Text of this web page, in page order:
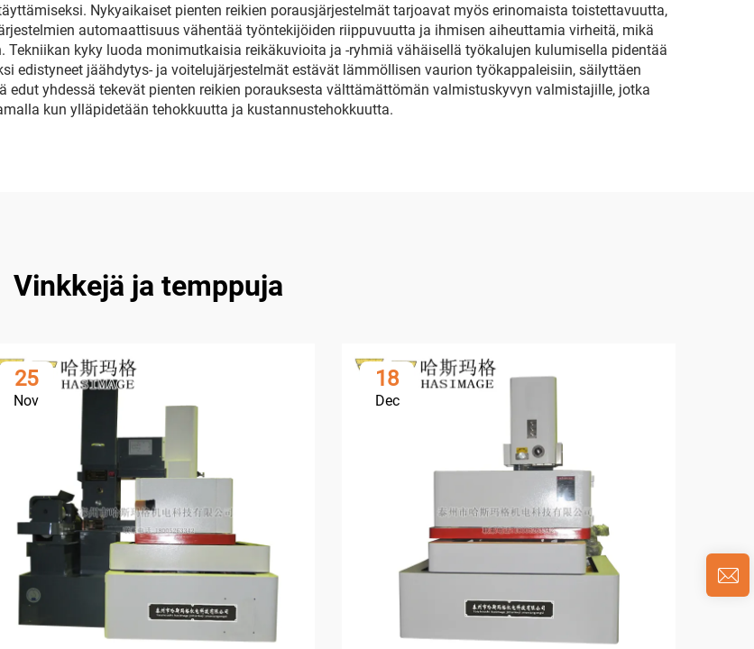
Nykyaikaiset pienten reikien porausjärjestelmät tarjoavat myös erinomaista toistettavuutta,
automaattisuus vähentää työntekijöiden riippuvuutta ja ihmisen aiheuttamia virheitä, mikä
kyky luoda monimutkaisia reikäkuvioita ja -ryhmiä vähäisellä työkalujen kulumisella pidentää
edistyneet jäähdytys- ja voitelujärjestelmät estävät lämmöllisen vaurion työkappaleisiin, säilyttäen
yhdessä tekevät pienten reikien porauksesta välttämättömän valmistuskyvyn valmistajille, jotka
kun ylläpidetään tehokkuutta ja kustannustehokkuutta.
Vinkkejä ja temppuja
25
Nov
18
Dec